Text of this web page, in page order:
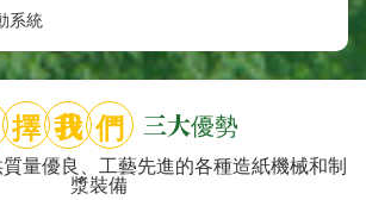
系統
擇 我 們 三大優勢
量優良、工藝先進的各種造紙機械和制
漿裝備